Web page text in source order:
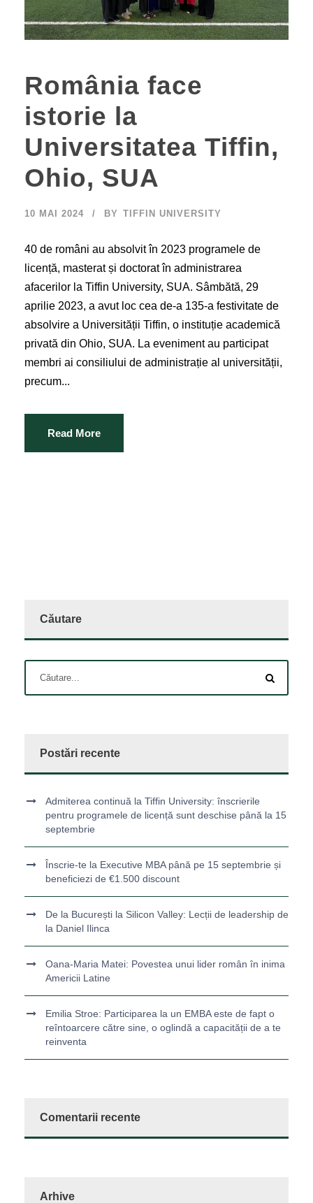
România face
istorie la
Universitatea Tiffin,
Ohio, SUA
10 MAI 2024 BY TIFFIN UNIVERSITY
40 de români au absolvit în 2023 programele de
licență, masterat și doctorat în administrarea
afacerilor la Tiffin University, SUA. Sâmbătă, 29
aprilie 2023, a avut loc cea de-a 135-a festivitate de
absolvire a Universității Tiffin, o instituție academică
privată din Ohio, SUA. La eveniment au participat
membri ai consiliului de administrație al universității,
precum...
Read More
Căutare
Postări recente
Admiterea continuă la Tiffin University: înscrierile
pentru programele de licență sunt deschise până la 15
septembrie
Înscrie-te la Executive MBA până pe 15 septembrie și
beneficiezi de €1.500 discount
De la București la Silicon Valley: Lecții de leadership de
la Daniel Ilinca
Oana-Maria Matei: Povestea unui lider român în inima
Americii Latine
Emilia Stroe: Participarea la un EMBA este de fapt o
reîntoarcere către sine, o oglindă a capacității de a te
reinventa
Comentarii recente
Arhive